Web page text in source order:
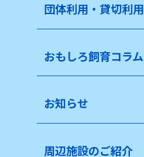
団体利用・貸切利用
おもしろ飼育コラム
お知らせ
周辺施設のご紹介